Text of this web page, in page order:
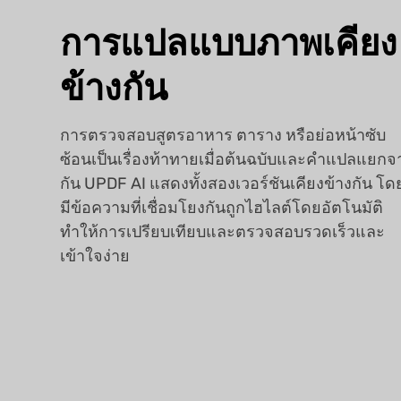
การแปลแบบภาพเคียง
ข้างกัน
การตรวจสอบสูตรอาหาร ตาราง หรือย่อหน้าซับ
ซ้อนเป็นเรื่องท้าทายเมื่อต้นฉบับและคำแปลแยกจ
กัน UPDF AI แสดงทั้งสองเวอร์ชันเคียงข้างกัน โด
มีข้อความที่เชื่อมโยงกันถูกไฮไลต์โดยอัตโนมัติ
ทำให้การเปรียบเทียบและตรวจสอบรวดเร็วและ
เข้าใจง่าย